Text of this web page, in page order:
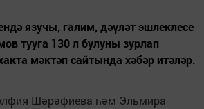
язучы, галим, дәүләт эшлеклесе
тууга 130 л булуны зурлап
мәктәп сайтында хәбәр итәләр.
Шәрәфиева һәм Эльмира